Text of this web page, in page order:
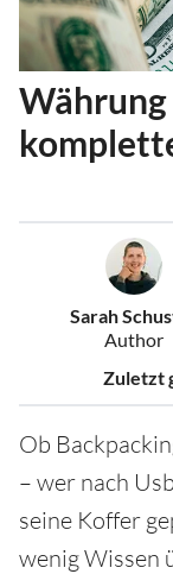
Sarah
Author
Zuletzt
Ob
– wer nach
seine Koffer
wenig Wissen